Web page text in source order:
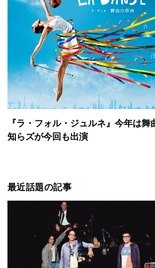
『ラ・フォル・ジュルネ』今年は
知らズが今回も出演
最近話題の記事